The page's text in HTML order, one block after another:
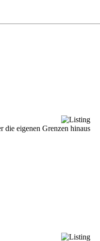
die eigenen Grenzen hinaus